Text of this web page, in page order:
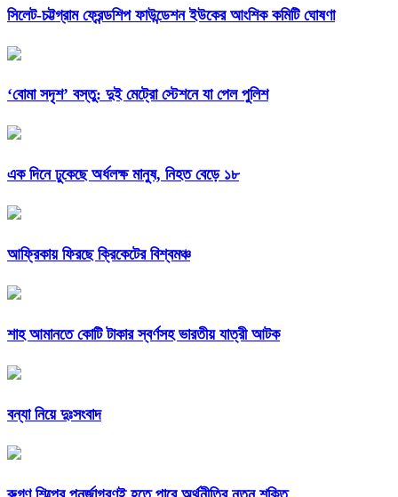
সিলেট-চট্টগ্রাম ফ্রেন্ডশিপ ফাউন্ডেশন ইউকের আংশিক কমিটি ঘোষণা
‘বোমা সদৃশ’ বস্তু: দুই মেট্রো স্টেশনে যা পেল পুলিশ
এক দিনে ঢুকেছে অর্ধলক্ষ মানুষ, নিহত বেড়ে ১৮
আফ্রিকায় ফিরছে ক্রিকেটের বিশ্বমঞ্চ
শাহ আমানতে কোটি টাকার স্বর্ণসহ ভারতীয় যাত্রী আটক
বন্যা নিয়ে দুঃসংবাদ